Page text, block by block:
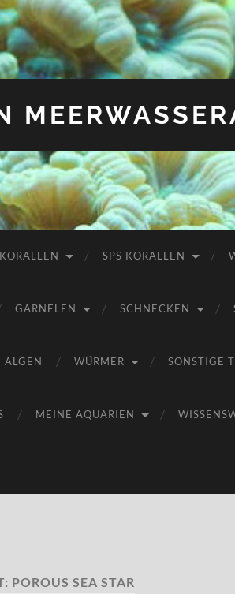
SPS KORALLEN
GARNELEN SCHNECKEN
ALGEN WÜRMER SONSTIGE
MEINE AQUARIEN
POROUS SEA STAR